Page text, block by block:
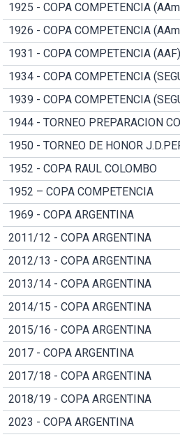
1925 - COPA COMPETENCIA
1926 - COPA COMPETENCIA
1931 - COPA COMPETENCIA (AAF)
1934 - COPA COMPETENCIA
1939 - COPA COMPETENCIA
1944 - TORNEO PREPARACION
1950 - TORNEO DE HONOR
1952 - COPA RAUL COLOMBO
1952 – COPA COMPETENCIA
1969 - COPA ARGENTINA
2011/12 - COPA ARGENTINA
2012/13 - COPA ARGENTINA
2013/14 - COPA ARGENTINA
2014/15 - COPA ARGENTINA
2015/16 - COPA ARGENTINA
2017 - COPA ARGENTINA
2017/18 - COPA ARGENTINA
2018/19 - COPA ARGENTINA
2023 - COPA ARGENTINA